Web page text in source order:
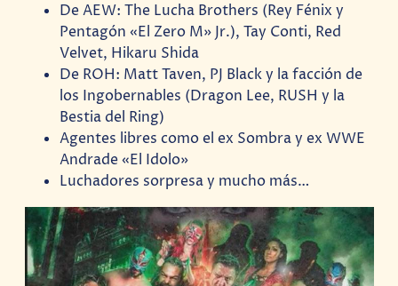
De AEW: The Lucha Brothers (Rey Fénix y
Pentagón «El Zero M» Jr.), Tay Conti, Red
Velvet, Hikaru Shida
De ROH: Matt Taven, PJ Black y la facción de
los Ingobernables (Dragon Lee, RUSH y la
Bestia del Ring)
Agentes libres como el ex Sombra y ex WWE
Andrade «El Idolo»
Luchadores sorpresa y mucho más…